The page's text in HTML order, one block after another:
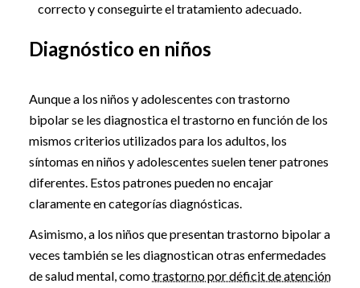
correcto y conseguirte el tratamiento adecuado.
Diagnóstico en niños
Aunque a los niños y adolescentes con trastorno
bipolar se les diagnostica el trastorno en función de los
mismos criterios utilizados para los adultos, los
síntomas en niños y adolescentes suelen tener patrones
diferentes. Estos patrones pueden no encajar
claramente en categorías diagnósticas.
Asimismo, a los niños que presentan trastorno bipolar a
veces también se les diagnostican otras enfermedades
de salud mental, comotrastorno por déficit de atención